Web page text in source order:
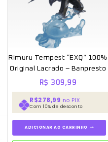
Rimuru Tempest “EXQ” 100%
Original Lacrado – Banpresto
R$ 309,99
R$278,99 no PIX
Com 10% de desconto
ADICIONAR AO CARRINHO